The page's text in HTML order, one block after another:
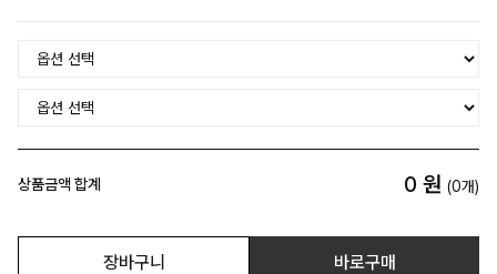
상품금액 합계 0 원 (0개)
장바구니 바로구매